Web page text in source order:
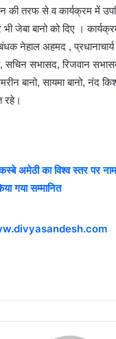
की तरफ से व कार्यक्रम में
जेबा बानो को दिए ।
नेहाल अहमद ,
सचिन सभासद, रिजवान
बानो, सायमा बानो, नंद
रहे।
अमेठी का विश्व स्तर पर
गया सम्मानित